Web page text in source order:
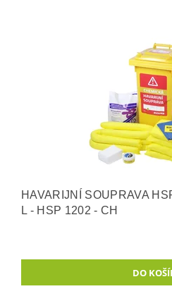
HAVARIJNÍ SOUPRAVA
L - HSP 1202 - CH